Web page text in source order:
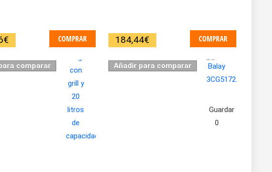
€ COMPRAR 184,44€ COMPRAR
comparar Añadir para comparar
Guardar
0